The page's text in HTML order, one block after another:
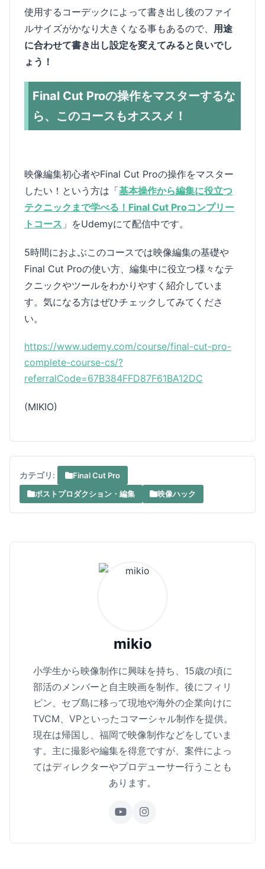
使用するコーデックによって書き出し後のファイ
ルサイズがかなり大きくなる事もあるので、 用途
に合わせて書き出し設定を変えてみると良いでし
ょう！
Final Cut Proの操作をマスターするな
ら、このコースもオススメ！
映像編集初心者やFinal Cut Proの操作をマスター
したい！という方は「基本操作から編集に役立つ
テクニックまで学べる！Final Cut Proコンプリー
トコース 」をUdemyにて配信中です。
5時間におよぶこのコースでは映像編集の基礎や
Final Cut Proの使い方、編集中に役立つ様々なテ
クニックやツールをわかりやすく紹介していま
す。気になる方はぜひチェックしてみてくださ
い。
https://www.udemy.com/course/final-cut-pro-
complete-course-cs/?
referralCode=67B384FFD87F61BA12DC
(MIKIO)
カテゴリ:
Final Cut Pro
ポストプロダクション・編集
映像ハック
mikio
小学生から映像制作に興味を持ち、15歳の頃に
部活のメンバーと自主映画を制作。後にフィリ
ピン、セブ島に移って現地や海外の企業向けに
TVCM、VPといったコマーシャル制作を提供。
現在は帰国し、福岡で映像制作などをしていま
す。主に撮影や編集を得意ですが、案件によっ
てはディレクターやプロデューサー行うことも
あります。